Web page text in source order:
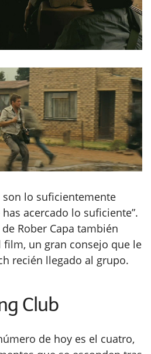
son lo suficientemente
acercado lo suficiente”.
Rober Capa también
film, un gran consejo que le
recién llegado al grupo.
Club
de hoy es el cuatro,